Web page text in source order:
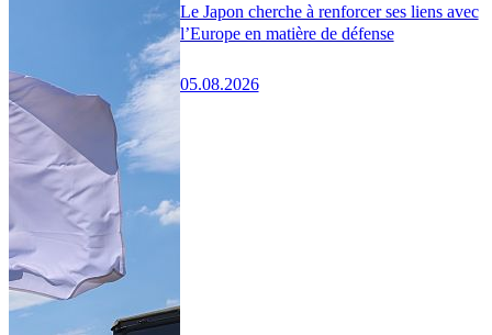
Le Japon cherche à renforcer ses liens avec
l’Europe en matière de défense
05.08.2026